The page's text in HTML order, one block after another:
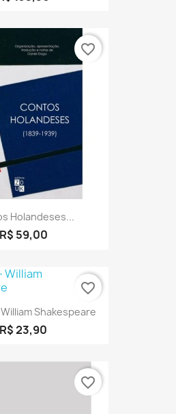
Holandeses...
R$ 59,00
favorite_border
Shakespeare
R$ 23,90
favorite_border
favorite_border